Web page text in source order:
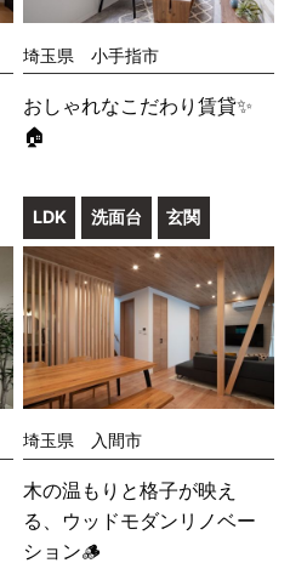
埼玉県 小手指市
おしゃれなこだわり賃貸✨
🏠
LDK 洗面台 玄関
埼玉県 入間市
木の温もりと格子が映え
る、ウッドモダンリノベー
ション🪵